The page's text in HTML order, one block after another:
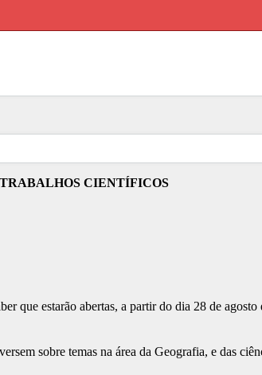
CIENTÍFICOS
que estarão abertas, a partir do dia 28 de agosto
sobre temas na área da Geografia, e das